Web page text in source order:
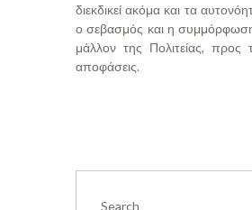
διεκδικεί ακόμα και τα
ο σεβασμός και η
μάλλον της Πολιτείας, προς
αποφάσεις.
Search